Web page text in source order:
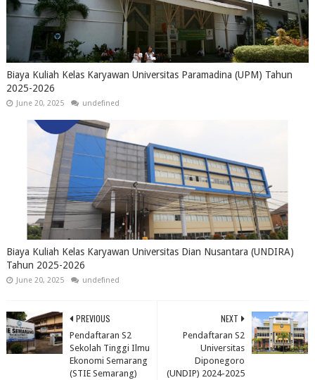
Biaya Kuliah Kelas Karyawan Universitas Paramadina (UPM) Tahun
2025-2026
June 20, 2025 undefined
Biaya Kuliah Kelas Karyawan Universitas Dian Nusantara (UNDIRA)
Tahun 2025-2026
June 20, 2025 undefined
NEXT
Pendaftaran S2
Universitas
Diponegoro
(UNDIP) 2024-2025
PREVIOUS
Pendaftaran S2
Sekolah Tinggi Ilmu
Ekonomi Semarang
(STIE Semarang)